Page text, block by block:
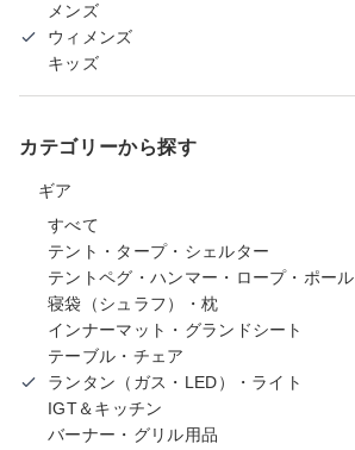
メンズ
ウィメンズ
キッズ
カテゴリーから探す
ギア
すべて
テント・タープ・シェルター
テントペグ・ハンマー・ロープ・ポール
寝袋（シュラフ）・枕
インナーマット・グランドシート
テーブル・チェア
ランタン（ガス・LED）・ライト
IGT＆キッチン
バーナー・グリル用品